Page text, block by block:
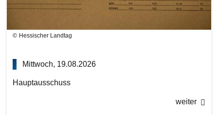
Hessischer Landtag
Mittwoch, 19.08.2026
Hauptausschuss
weiter